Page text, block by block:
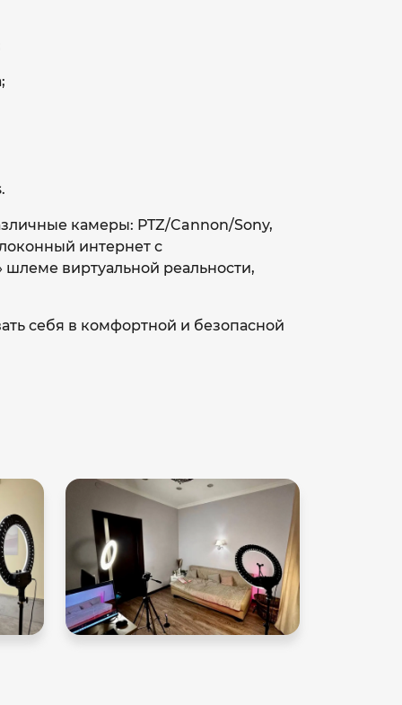
камеры: PTZ/Cannon/Sony,
интернет с
виртуальной реальности,
себя в комфортной и безопасной